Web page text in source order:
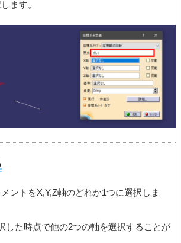
ます。
ントをX,Y,Z軸のどれか1つに選択しま
した時点で他の2つの軸を選択することが